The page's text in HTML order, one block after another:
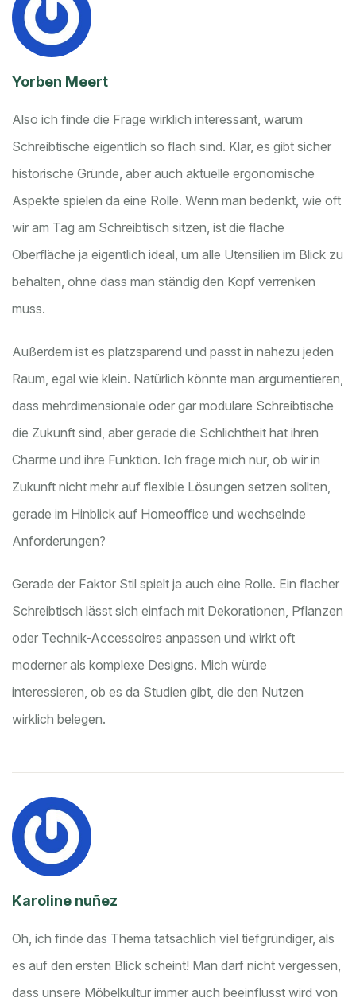
Yorben Meert
Also ich finde die Frage wirklich interessant, warum
Schreibtische eigentlich so flach sind. Klar, es gibt sicher
historische Gründe, aber auch aktuelle ergonomische
Aspekte spielen da eine Rolle. Wenn man bedenkt, wie oft
wir am Tag am Schreibtisch sitzen, ist die flache
Oberfläche ja eigentlich ideal, um alle Utensilien im Blick zu
behalten, ohne dass man ständig den Kopf verrenken
muss.
Außerdem ist es platzsparend und passt in nahezu jeden
Raum, egal wie klein. Natürlich könnte man argumentieren,
dass mehrdimensionale oder gar modulare Schreibtische
die Zukunft sind, aber gerade die Schlichtheit hat ihren
Charme und ihre Funktion. Ich frage mich nur, ob wir in
Zukunft nicht mehr auf flexible Lösungen setzen sollten,
gerade im Hinblick auf Homeoffice und wechselnde
Anforderungen?
Gerade der Faktor Stil spielt ja auch eine Rolle. Ein flacher
Schreibtisch lässt sich einfach mit Dekorationen, Pflanzen
oder Technik-Accessoires anpassen und wirkt oft
moderner als komplexe Designs. Mich würde
interessieren, ob es da Studien gibt, die den Nutzen
wirklich belegen.
Karoline nuñez
Oh, ich finde das Thema tatsächlich viel tiefgründiger, als
es auf den ersten Blick scheint! Man darf nicht vergessen,
dass unsere Möbelkultur immer auch beeinflusst wird von